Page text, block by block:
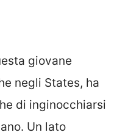
giovane
negli States, ha
di inginocchiarsi
Un lato